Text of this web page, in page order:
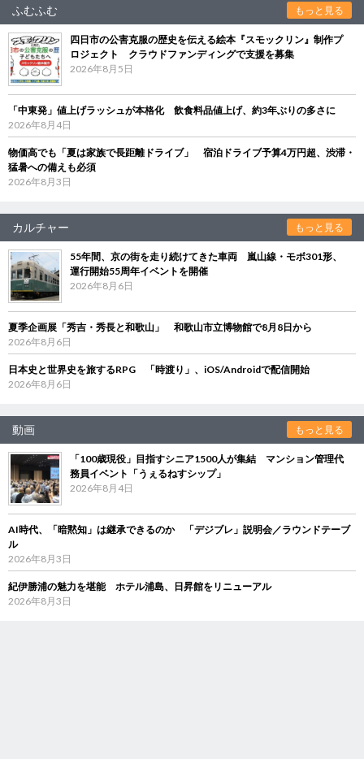
ふむふむ もっと見る
四日市の公害克服の歴史を伝える絵本『スモックリン』制作プ
ロジェクト クラウドファンディングで支援を募集
2026年8月5日
「中東発」値上げラッシュが本格化 飲食料品値上げ、約3年ぶりの多さに
2026年8月4日
物価高でも「夏は家族で長距離ドライブ」 宿泊ドライブ予算4万円超、渋滞・
猛暑への備えも必須
2026年8月3日
カルチャー もっと見る
55年間、京の街を走り続けてきた車両 嵐山線・モボ301形、
運行開始55周年イベントを開催
2026年8月6日
夏季企画展「秀吉・秀長と和歌山」 和歌山市立博物館で8月8日から
2026年8月6日
日本史と世界史を旅するRPG 「時渡り」、iOS/Androidで配信開始
2026年8月6日
動画 もっと見る
「100歳現役」目指すシニア1500人が集結 マンション管理代
務員イベント「うぇるねすシップ」
2026年8月4日
AI時代、「暗黙知」は継承できるのか 「デジブレ」説明会／ラウンドテーブ
ル
2026年8月3日
紀伊勝浦の魅力を堪能 ホテル浦島、日昇館をリニューアル
2026年8月3日